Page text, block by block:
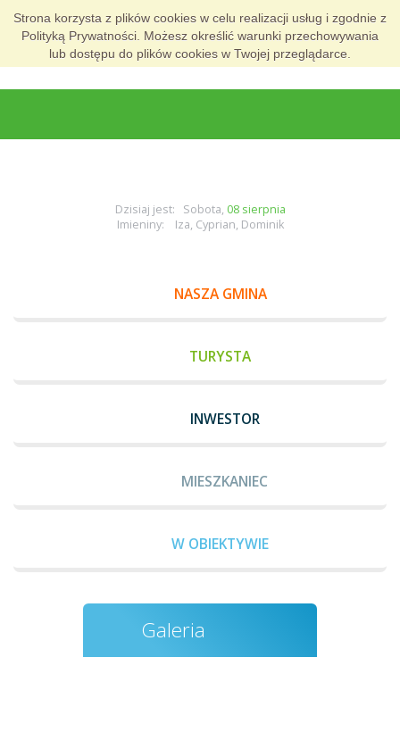
Strona korzysta z plików cookies w celu realizacji usług i zgodnie z
Polityką Prywatności. Możesz określić warunki przechowywania
lub dostępu do plików cookies w Twojej przeglądarce.
Dzisiaj jest: Sobota, 08 sierpnia
Imieniny: Iza, Cyprian, Dominik
NASZA GMINA
TURYSTA
INWESTOR
MIESZKANIEC
W OBIEKTYWIE
Galeria